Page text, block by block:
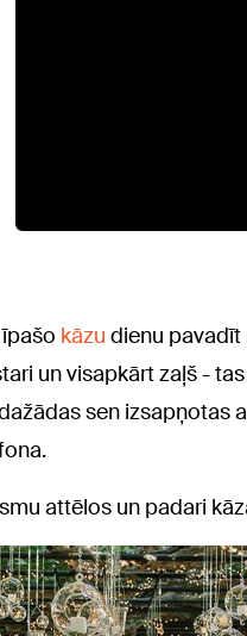
kāzu dienu pavadīt
un visapkārt zaļš -
sen izsapņotas
attēlos un padari